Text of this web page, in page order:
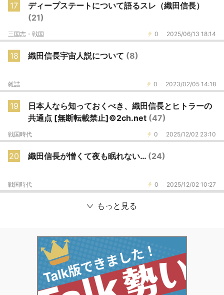
17
ディープステートについて語るスレ（織田信長）
(21)
0 2025/06/13 18:14
三国志・戦国
18 織田信長宇宙人説について (8)
0 2023/02/05 14:18
雑誌
19
日本人なら知っておくべき、織田信長とヒトラーの
共通点 [無断転載禁止]©2ch.net (47)
0 2025/12/02 23:10
戦国時代
20 織田信長が憎くて夜も眠れない… (24)
0 2025/12/02 10:27
戦国時代
もっと見る